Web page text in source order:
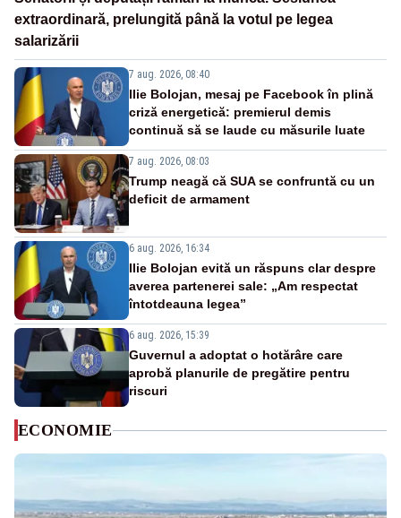
extraordinară, prelungită până la votul pe legea
salarizării
7 aug. 2026, 08:40
Ilie Bolojan, mesaj pe Facebook în plină
criză energetică: premierul demis
continuă să se laude cu măsurile luate
7 aug. 2026, 08:03
Trump neagă că SUA se confruntă cu un
deficit de armament
6 aug. 2026, 16:34
Ilie Bolojan evită un răspuns clar despre
averea partenerei sale: „Am respectat
întotdeauna legea”
6 aug. 2026, 15:39
Guvernul a adoptat o hotărâre care
aprobă planurile de pregătire pentru
riscuri
ECONOMIE